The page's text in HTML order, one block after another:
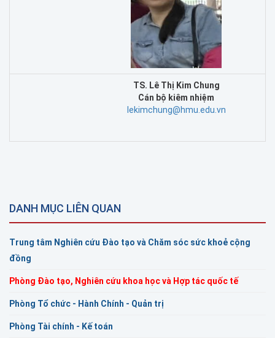
TS. Lê Thị Kim Chung
Cán bộ kiêm nhiệm
lekimchung@hmu.edu.vn
DANH MỤC LIÊN QUAN
Trung tâm Nghiên cứu Đào tạo và Chăm sóc sức khoẻ cộng
đồng
Phòng Đào tạo, Nghiên cứu khoa học và Hợp tác quốc tế
Phòng Tổ chức - Hành Chính - Quản trị
Phòng Tài chính - Kế toán